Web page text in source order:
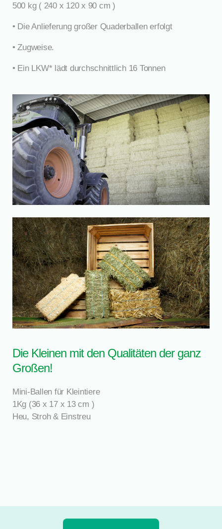
500 kg ( 240 x 120 x 90 cm )
• Die Anlieferung großer Quaderballen erfolgt
• Zugweise.
• Ein LKW* lädt durchschnittlich 16 Tonnen
Die Kleinen mit den Qualitäten der ganz
Großen!
Mini-Ballen für Kleintiere
1Kg (36 x 17 x 13 cm )
Heu, Stroh & Einstreu